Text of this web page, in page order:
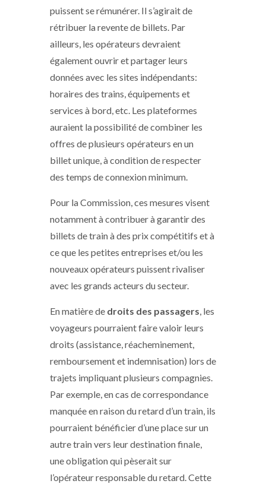
puissent se rémunérer. Il s’agirait de
rétribuer la revente de billets. Par
ailleurs, les opérateurs devraient
également ouvrir et partager leurs
données avec les sites indépendants:
horaires des trains, équipements et
services à bord, etc. Les plateformes
auraient la possibilité de combiner les
offres de plusieurs opérateurs en un
billet unique, à condition de respecter
des temps de connexion minimum.
Pour la Commission, ces mesures visent
notamment à contribuer à garantir des
billets de train à des prix compétitifs et à
ce que les petites entreprises et/ou les
nouveaux opérateurs puissent rivaliser
avec les grands acteurs du secteur.
En matière de droits des passagers , les
voyageurs pourraient faire valoir leurs
droits (assistance, réacheminement,
remboursement et indemnisation) lors de
trajets impliquant plusieurs compagnies.
Par exemple, en cas de correspondance
manquée en raison du retard d’un train, ils
pourraient bénéficier d’une place sur un
autre train vers leur destination finale,
une obligation qui pèserait sur
l’opérateur responsable du retard. Cette